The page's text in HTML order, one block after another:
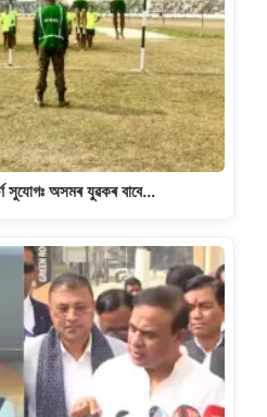
সুযোগঃ অসমৰ যুৱকৰ বাবে…